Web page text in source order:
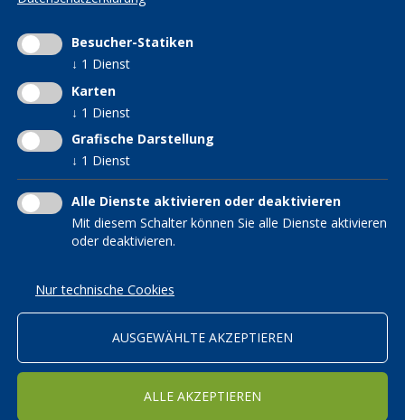
Frauen im KVW
KVW Hilfsfonds
KVW Interessensgruppe
für Verwitwete und
Alleinstehende
KVW Senioren
Hebammen im KVW
Südtiroler in der Welt
MITGLIED WERDEN
Ich will KVW Mitglied werden
WEITER
Besucher-Statiken
↓ 1 Dienst
Karten
↓ 1 Dienst
Grafische Darstellung
↓ 1 Dienst
Alle Dienste aktivieren oder deaktivieren
Mit diesem Schalter können Sie alle Dienste aktivieren
oder deaktivieren.
Nur technische Cookies
AUSGEWÄHLTE AKZEPTIEREN
ALLE AKZEPTIEREN